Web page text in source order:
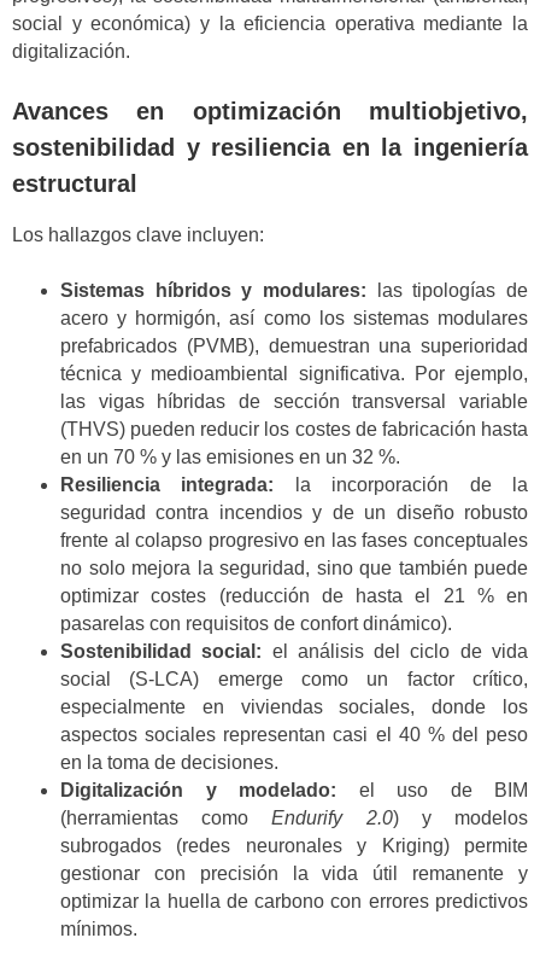
social y económica) y la eficiencia operativa mediante la
digitalización.
Avances en optimización multiobjetivo,
sostenibilidad y resiliencia en la ingeniería
estructural
Los hallazgos clave incluyen:
Sistemas híbridos y modulares: las tipologías de
acero y hormigón, así como los sistemas modulares
prefabricados (PVMB), demuestran una superioridad
técnica y medioambiental significativa. Por ejemplo,
las vigas híbridas de sección transversal variable
(THVS) pueden reducir los costes de fabricación hasta
en un 70 % y las emisiones en un 32 %.
Resiliencia integrada: la incorporación de la
seguridad contra incendios y de un diseño robusto
frente al colapso progresivo en las fases conceptuales
no solo mejora la seguridad, sino que también puede
optimizar costes (reducción de hasta el 21 % en
pasarelas con requisitos de confort dinámico).
Sostenibilidad social: el análisis del ciclo de vida
social (S-LCA) emerge como un factor crítico,
especialmente en viviendas sociales, donde los
aspectos sociales representan casi el 40 % del peso
en la toma de decisiones.
Digitalización y modelado: el uso de BIM
(herramientas comoEndurify 2.0) y modelos
subrogados (redes neuronales y Kriging) permite
gestionar con precisión la vida útil remanente y
optimizar la huella de carbono con errores predictivos
mínimos.